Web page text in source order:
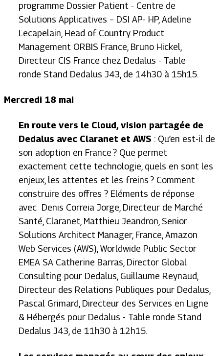
programme Dossier Patient - Centre de
Solutions Applicatives – DSI AP- HP, Adeline
Lecapelain, Head of Country Product
Management ORBIS France, Bruno Hickel,
Directeur CIS France chez Dedalus - Table
ronde Stand Dedalus J43, de 14h30 à 15h15.
Mercredi 18 mai
En route vers le Cloud, vision partagée de
Dedalus avec Claranet et AWS : Qu’en est-il de
son adoption en France ? Que permet
exactement cette technologie, quels en sont les
enjeux, les attentes et les freins ? Comment
construire des offres ? Eléments de réponse
avec Denis Correia Jorge, Directeur de Marché
Santé, Claranet, Matthieu Jeandron, Senior
Solutions Architect Manager, France, Amazon
Web Services (AWS), Worldwide Public Sector
EMEA SA Catherine Barras, Director Global
Consulting pour Dedalus, Guillaume Reynaud,
Directeur des Relations Publiques pour Dedalus,
Pascal Grimard, Directeur des Services en Ligne
& Hébergés pour Dedalus - Table ronde Stand
Dedalus J43, de 11h30 à 12h15.